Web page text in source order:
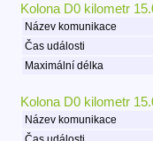
Kolona D0 kilometr
Název komunikace
Čas události
Maximální délka
Kolona D0 kilometr
Název komunikace